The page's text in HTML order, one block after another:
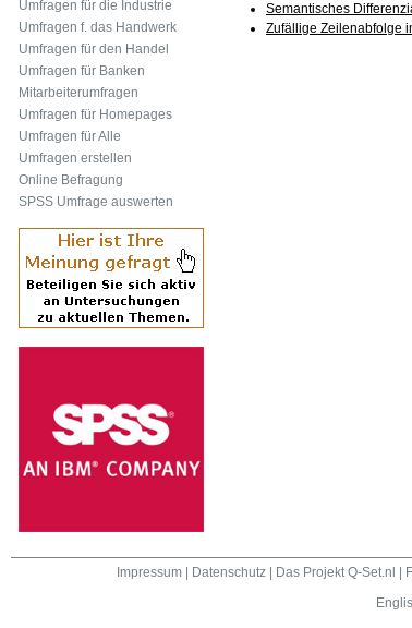
Semantisches
Zufällige Zeilenabfolge
Umfragen für die Industrie
Umfragen f. das Handwerk
Umfragen für den Handel
Umfragen für Banken
Mitarbeiterumfragen
Umfragen für Homepages
Umfragen für Alle
Umfragen erstellen
Online Befragung
SPSS Umfrage auswerten
Impressum| Datenschutz| Das Projekt Q-Set.nl